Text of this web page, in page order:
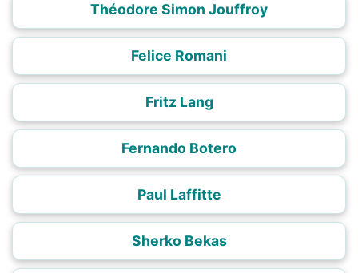
Théodore Simon Jouffroy
Felice Romani
Fritz Lang
Fernando Botero
Paul Laffitte
Sherko Bekas